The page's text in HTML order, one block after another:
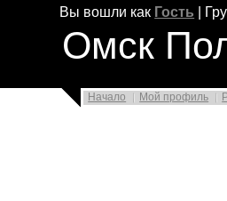
Вы вошли как Гость
Омск
Начало Мой профиль